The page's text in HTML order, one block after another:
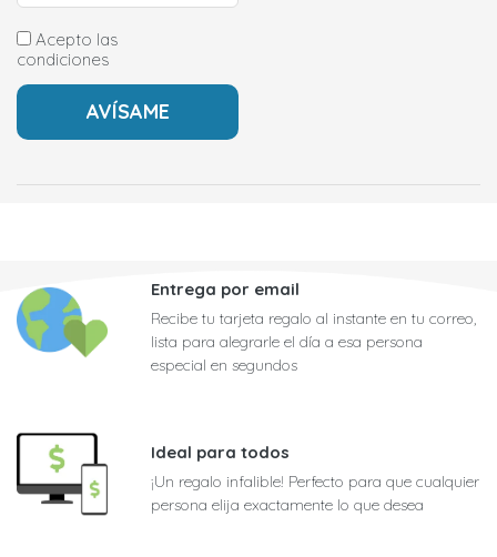
Acepto las
condiciones
Entrega por email
Recibe tu tarjeta regalo al instante en tu correo,
lista para alegrarle el día a esa persona
especial en segundos
Ideal para todos
¡Un regalo infalible! Perfecto para que cualquier
persona elija exactamente lo que desea